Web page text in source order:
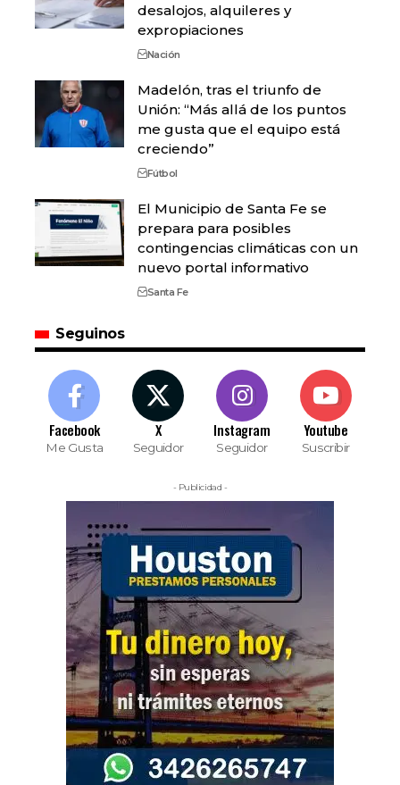
desalojos, alquileres y
expropiaciones
Nación
Madelón, tras el triunfo de
Unión: “Más allá de los puntos
me gusta que el equipo está
creciendo”
Fútbol
El Municipio de Santa Fe se
prepara para posibles
contingencias climáticas con un
nuevo portal informativo
Santa Fe
Seguinos
Facebook
Me Gusta
X
Seguidor
Instagram
Seguidor
Youtube
Suscribir
- Publicidad -